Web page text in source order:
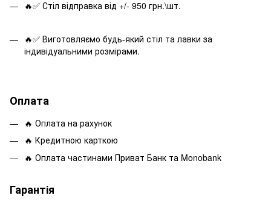
🔥✅ Стіл відправка від +/- 950 грн.\шт.
🔥✅ Виготовляємо будь-який стіл та лавки за
індивідуальними розмірами.
Оплата
🔥 Оплата на рахунок
🔥 Кредитною карткою
🔥 Оплата частинами Приват Банк та Monobank
Гарантія